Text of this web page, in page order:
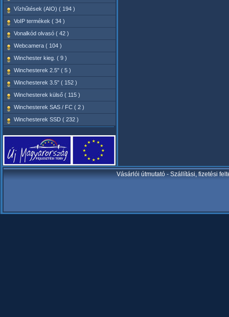
Vízhűtések (AIO) ( 194 )
VoIP termékek ( 34 )
Vonalkód olvasó ( 42 )
Webcamera ( 104 )
Winchester kieg. ( 9 )
Winchesterek 2.5" ( 5 )
Winchesterek 3.5" ( 152 )
Winchesterek külső ( 115 )
Winchesterek SAS / FC ( 2 )
Winchesterek SSD ( 232 )
Vásárlói útmutató-Szállítási, fizetési